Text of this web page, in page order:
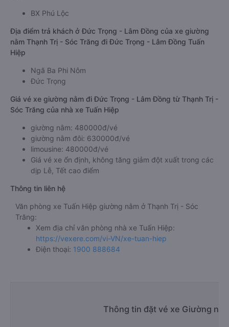
BX Phú Lộc
Địa điểm trả khách ở Đức Trọng - Lâm Đồng của xe giường
nằm Thạnh Trị - Sóc Trăng đi Đức Trọng - Lâm Đồng Tuấn
Hiệp
Ngã Ba Phi Nôm
Đức Trọng
Giá vé xe giường nằm đi Đức Trọng - Lâm Đồng từ Thạnh Trị -
Sóc Trăng của nhà xe Tuấn Hiệp
giường nằm: 480000đ/vé
giường nằm đôi: 630000đ/vé
limousine: 480000đ/vé
Giá vé xe ổn định, không tăng giảm đột xuất trong các
dịp Lễ, Tết cao điểm
Thông tin liên hệ
Văn phòng xe Tuấn Hiệp giường nằm ở Thạnh Trị - Sóc
Trăng:
Xem địa chỉ văn phòng nhà xe Tuấn Hiệp:
https://vexere.com/vi-VN/xe-tuan-hiep
Điện thoại: 1900 888684
Thông tin đặt vé xe Giường